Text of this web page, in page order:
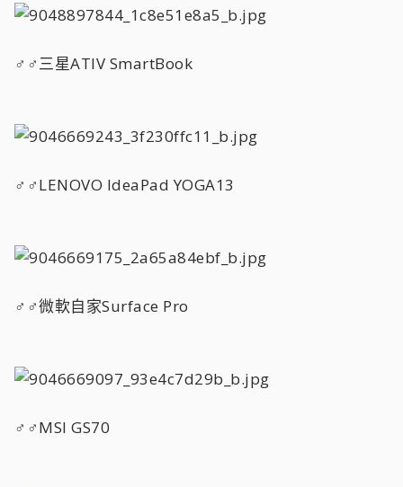
♂♂三星ATIV SmartBook
♂♂LENOVO IdeaPad YOGA13
♂♂微軟自家Surface Pro
♂♂MSI GS70